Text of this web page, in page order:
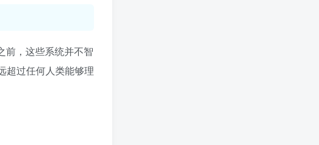
前，这些系统并不智
超过任何人类能够理